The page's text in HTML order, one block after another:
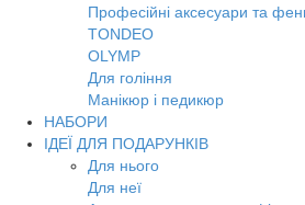
Професійні аксесуари та
TONDEO
OLYMP
Для гоління
Манікюр і педикюр
НАБОРИ
ІДЕЇ ДЛЯ ПОДАРУНКІВ
Для нього
Для неї